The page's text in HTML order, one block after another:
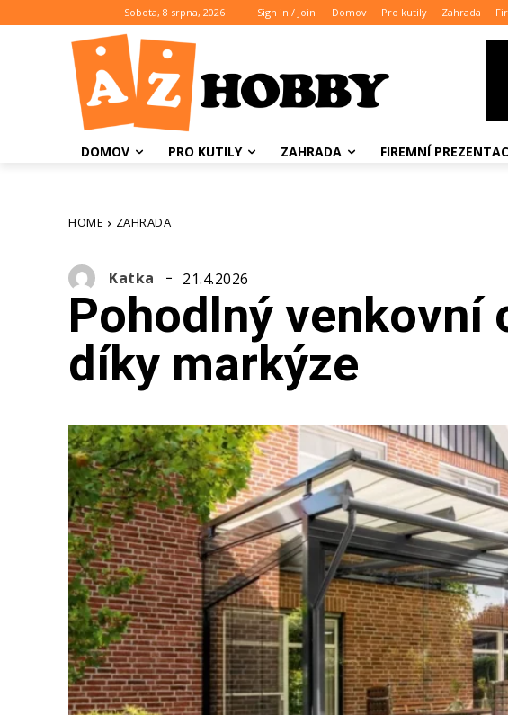
Sobota, 8 srpna, 2026 Sign in / Join Domov Pro kutily Zahrada
DOMOV PRO KUTILY ZAHRADA FIREMNÍ
HOME ZAHRADA
Katka 21.4.2026
Pohodlný venkovní
díky markýze